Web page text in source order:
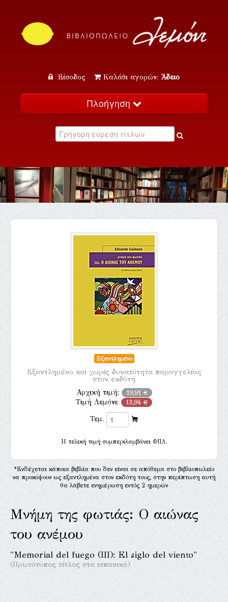
Είσοδος Καλάθι αγορών: Άδειο
Πλοήγηση
Κατάλογος
Εκδηλώσεις
Επικοινωνία
Εξαντλημένο
Εξαντλημένο και χωρίς δυνατότητα παραγγελίας
στον εκδότη
Αρχική τιμή: 19,91 €
Τιμή Λεμόνι: 13,94 €
Τεμ.
H τελική τιμή συμπεριλαμβάνει ΦΠΑ.
*Ενδέχεται κάποια βιβλία που δεν είναι σε απόθεμα στο βιβλιοπωλείο
να προκύψουν ως εξαντλημένα στον εκδότη τους, στην περίπτωση αυτή
θα λάβετε ενημέρωση εντός 2 ημερών
Μνήμη της φωτιάς: Ο αιώνας
του ανέμου
"Memorial del fuego (III): El siglo del viento"
(Πρωτότυπος τίτλος στα ισπανικά)